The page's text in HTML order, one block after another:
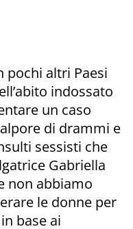
pochi altri Paesi
indossato
un caso
di drammi e
sessisti che
Gabriella
non abbiamo
le donne per
base ai